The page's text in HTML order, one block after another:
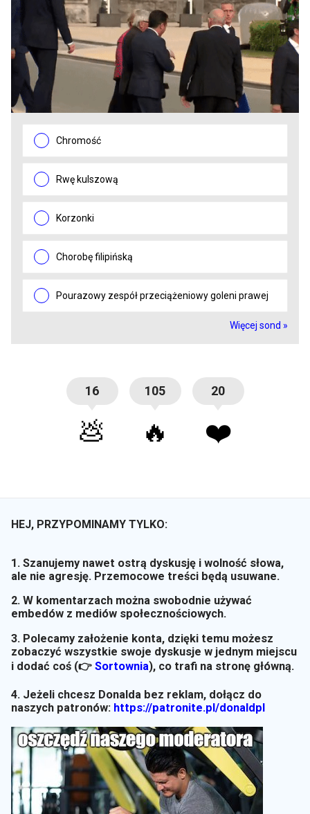
Chromość
Rwę kulszową
Korzonki
Chorobę filipińską
Pourazowy zespół przeciążeniowy goleni prawej
Więcej sond »
16
💩
105
🔥
20
❤️
HEJ, PRZYPOMINAMY TYLKO:
1. Szanujemy nawet ostrą dyskusję i wolność słowa,
ale nie agresję. Przemocowe treści będą usuwane.
2. W komentarzach można swobodnie używać
embedów z mediów społecznościowych.
3. Polecamy założenie konta, dzięki temu możesz
zobaczyć wszystkie swoje dyskusje w jednym miejscu
i dodać coś (👉 Sortownia), co trafi na stronę główną.
4. Jeżeli chcesz Donalda bez reklam, dołącz do
naszych patronów: https://patronite.pl/donaldpl